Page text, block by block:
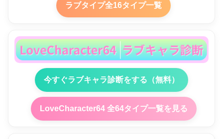
ラブタイプ全16タイプ一覧
今すぐラブキャラ診断をする（無料）
LoveCharacter64 全64タイプ一覧を見る